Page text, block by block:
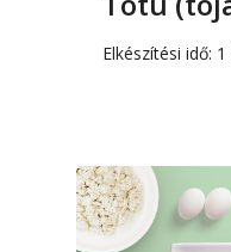
Elkészítési idő: